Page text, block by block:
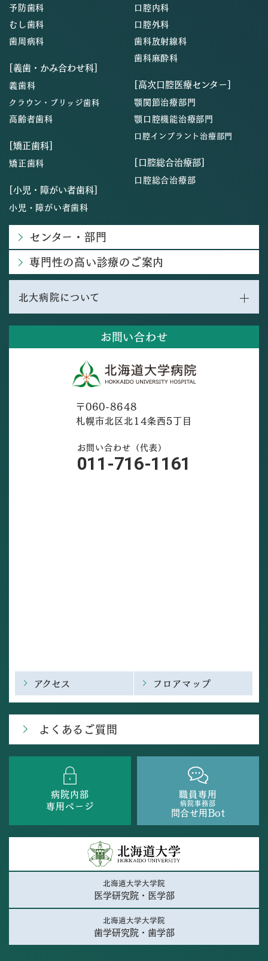
お問い合わせ
〒060-8648
札幌市北区北14条西5丁目
お問い合わせ（代表）
011-716-1161
アクセス フロアマップ
よくあるご質問
病院内部
専用ページ
職員専用
病院事務部
問合せ用Bot
北海道大学大学院
医学研究院・医学部
北海道大学大学院
歯学研究院・歯学部
予防歯科
むし歯科
歯周病科
[義歯・かみ合わせ科]
義歯科
クラウン・ブリッジ歯科
高齢者歯科
[矯正歯科]
矯正歯科
[小児・障がい者歯科]
小児・障がい者歯科
口腔内科
口腔外科
歯科放射線科
歯科麻酔科
[高次口腔医療センター]
顎関節治療部門
顎口腔機能治療部門
口腔インプラント治療部門
[口腔総合治療部]
口腔総合治療部
センター・部門
専門性の高い診療のご案内
北大病院について